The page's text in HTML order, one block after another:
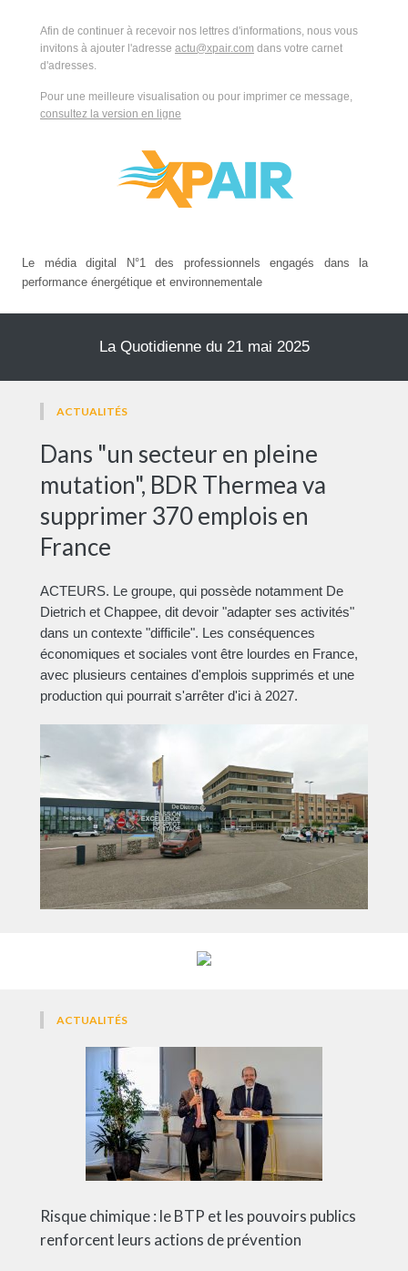
Afin de continuer à recevoir nos lettres d'informations, nous vous
invitons à ajouter l'adresse actu@xpair.com dans votre carnet
d'adresses.
Pour une meilleure visualisation ou pour imprimer ce message,
consultez la version en ligne
Le média digital N°1 des professionnels engagés dans la
performance énergétique et environnementale
La Quotidienne du 21 mai 2025
ACTUALITÉS
Dans "un secteur en pleine
mutation", BDR Thermea va
supprimer 370 emplois en
France
ACTEURS. Le groupe, qui possède notamment De
Dietrich et Chappee, dit devoir "adapter ses activités"
dans un contexte "difficile". Les conséquences
économiques et sociales vont être lourdes en France,
avec plusieurs centaines d'emplois supprimés et une
production qui pourrait s'arrêter d'ici à 2027.
ACTUALITÉS
Risque chimique : le BTP et les pouvoirs publics
renforcent leurs actions de prévention